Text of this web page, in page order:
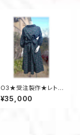
O3★受注製作★レトロ
モードセットアップ 着物
リメイク ツーピース
¥35,000